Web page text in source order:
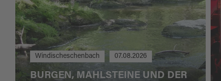
Windischeschenbach 07.08.2026
BURGEN, MAHLSTEINE UND DER